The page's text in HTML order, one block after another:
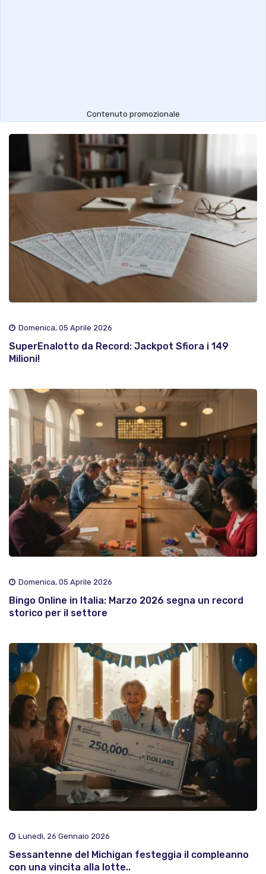
Contenuto promozionale
Domenica, 05 Aprile 2026
SuperEnalotto da Record: Jackpot Sfiora i 149
Milioni!
Domenica, 05 Aprile 2026
Bingo Online in Italia: Marzo 2026 segna un record
storico per il settore
Lunedì, 26 Gennaio 2026
Sessantenne del Michigan festeggia il compleanno
con una vincita alla lotte..